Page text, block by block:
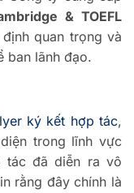
& TOEFL
quan trọng và
ban lãnh đạo.
ký kết hợp tác,
trong lĩnh vực
tác đã diễn ra vô
rằng đây chính là